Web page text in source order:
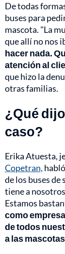
De todas
buses para
mascota. "La
que allí no nos
hacer nada.
atención al
que hizo la
otras familias.
¿Qué
caso?
Erika Atuesta,
Copetran,
de los buses de
tiene a
Estamos
como
de todos
a las mascotas